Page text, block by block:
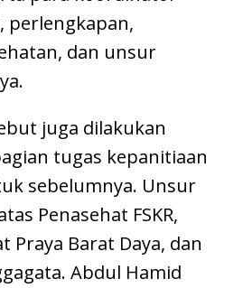
perlengkapan,
dan unsur
juga dilakukan
tugas kepanitiaan
sebelumnya. Unsur
Penasehat FSKR,
Praya Barat Daya, dan
Abdul Hamid